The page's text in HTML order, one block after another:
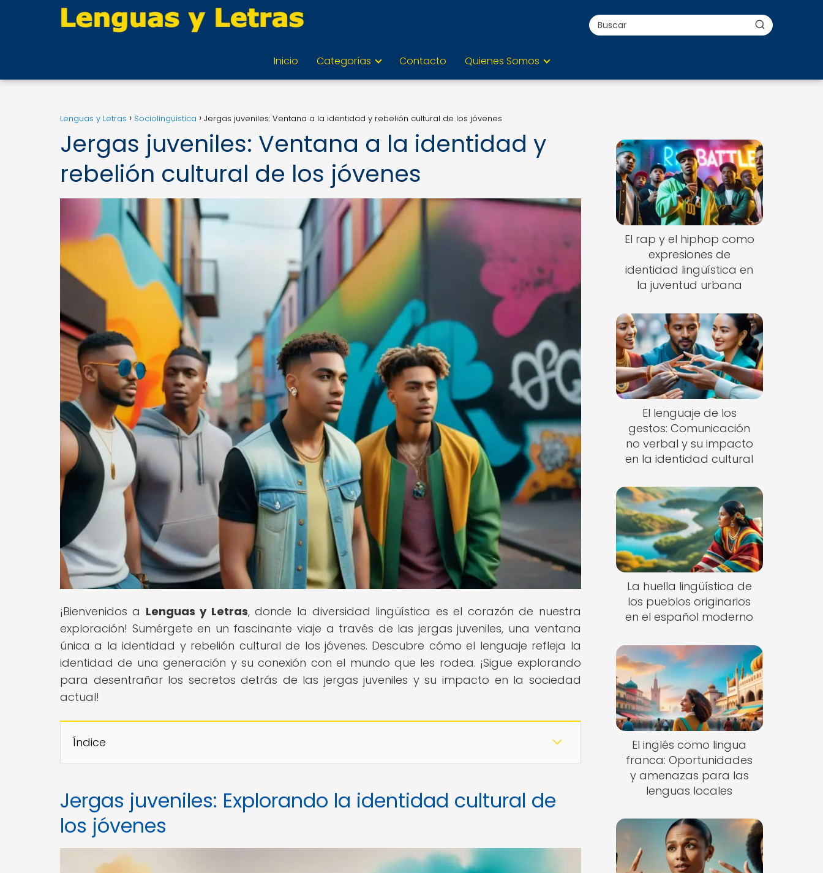
Inicio Categorías Contacto Quienes Somos
Lenguas y Letras Sociolingüística Jergas juveniles: Ventana a la identidad y rebelión cultural de los jóvenes
Jergas juveniles: Ventana a la identidad y
rebelión cultural de los jóvenes
¡Bienvenidos a Lenguas y Letras, donde la diversidad lingüística es el corazón de nuestra
exploración! Sumérgete en un fascinante viaje a través de las jergas juveniles, una ventana
única a la identidad y rebelión cultural de los jóvenes. Descubre cómo el lenguaje refleja la
identidad de una generación y su conexión con el mundo que les rodea. ¡Sigue explorando
para desentrañar los secretos detrás de las jergas juveniles y su impacto en la sociedad
actual!
Índice
Jergas juveniles: Explorando la identidad cultural de
los jóvenes
El rap y el hiphop como
expresiones de
identidad lingüística en
la juventud urbana
El lenguaje de los
gestos: Comunicación
no verbal y su impacto
en la identidad cultural
La huella lingüística de
los pueblos originarios
en el español moderno
El inglés como lingua
franca: Oportunidades
y amenazas para las
lenguas locales